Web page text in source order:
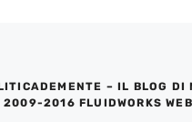
– IL BLOG DI
2009-2016 FLUIDWORKS